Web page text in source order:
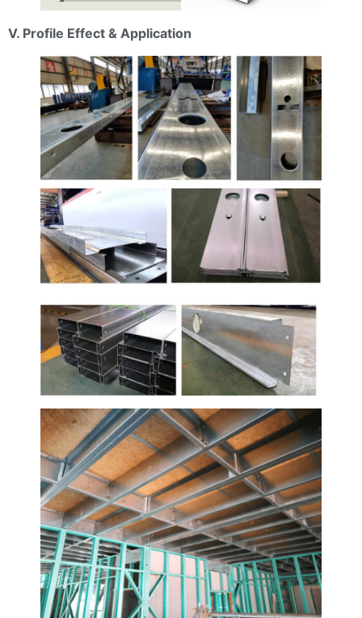
V. Profile Effect & Application